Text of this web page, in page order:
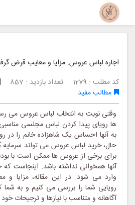
اجاره لباس عروس: مزایا و معایب قرض
کد مطلب : 1279
تعداد بازدید : 857
مطالب مفید
وقتی نوبت به انتخاب لباس عروس می
ها رویای پیدا کردن لباس مجلسی
به آنها احساس یک شاهزاده خانم را در
حال، خرید لباس عروس می تواند سرمایه
برای برخی از عروس ها ممکن است با
آنها همخوانی نداشته باشد. اینجاست
وارد می شود. در این مقاله، مزایا و
رویایی شما را بررسی می کنیم و به
آگاهانه و متناسب با نیازها و ترجیحات خود